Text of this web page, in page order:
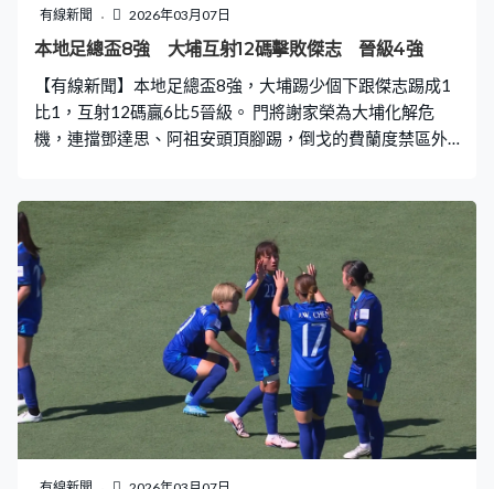
有線新聞 2026年03月07日
本地足總盃8強 大埔互射12碼擊敗傑志 晉級4強
【有線新聞】本地足總盃8強，大埔踢少個下跟傑志踢成1
比1，互射12碼贏6比5晉級。 門將謝家榮為大埔化解危
機，連擋鄧達思、阿祖安頭頂腳踢，倒戈的費蘭度禁區外
角。 轉做組織，送個直線給明加索夫，右路突圍，阿祖安
接應撞入，33分鐘傑志追平。換邊後大埔的費蘭度一度將
球送入網，不過空歡喜，越位不算。韋法頓踢跌明加索夫
84分鐘兩黃一紅。 進入補時，踢少個的大埔頂住傑志連番
攻門，力保不失、繼續1比1，要互射12碼。大埔的馬卡雷
拿第三輪射太正，第五輪、傑志的慈英有角度無力度，兩
隊各有一人射失。大埔門將謝家榮救兩球12碼，成為晉級
功臣，第7輪撲到黃皓雋。大埔12碼贏6比5，殺入4強。